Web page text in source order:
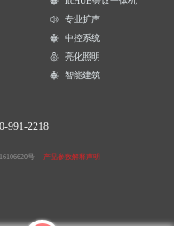
专业扩声
中控系统
亮化照明
智能建筑
991-2218
号 产品参数解释声明